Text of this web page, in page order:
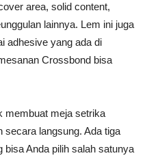
area, solid content,
lainnya. Lem ini juga
adhesive yang ada di
Crossbond bisa
membuat meja setrika
secara langsung. Ada tiga
Anda pilih salah satunya